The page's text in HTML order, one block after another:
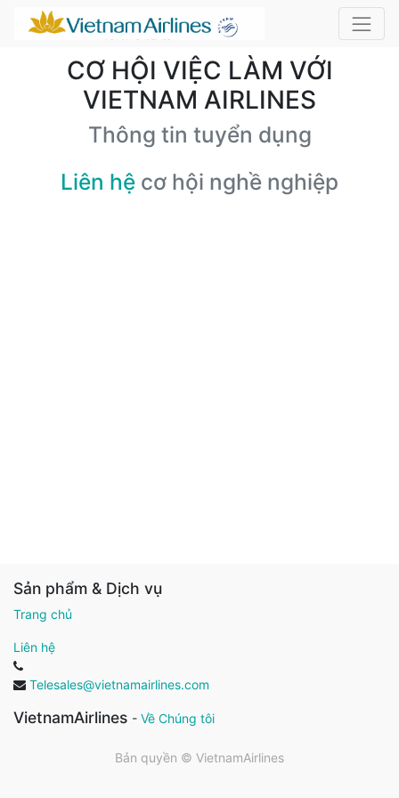
CƠ HỘI VIỆC LÀM VỚI
VIETNAM AIRLINES
Thông tin tuyển dụng
Liên hệ cơ hội nghề nghiệp
Sản phẩm & Dịch vụ
Trang chủ
Liên hệ
Telesales@vietnamairlines.com
VietnamAirlines - Về Chúng tôi
Bản quyền © VietnamAirlines